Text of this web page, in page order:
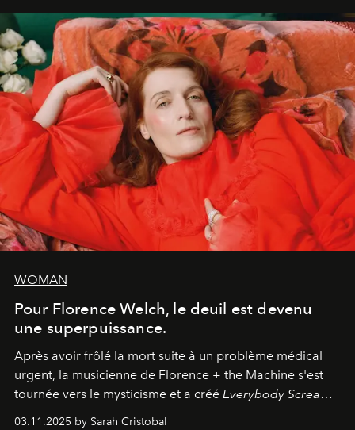
WOMAN
Pour Florence Welch, le deuil est devenu
une superpuissance.
Après avoir frôlé la mort suite à un problème médical
urgent, la musicienne de Florence + the Machine s'est
tournée vers le mysticisme et a créé Everybody Scream
l'un de ses albums les plus profonds à ce jour.
03.11.2025 by Sarah Cristobal